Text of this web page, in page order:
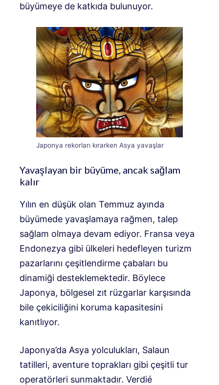
büyümeye de katkıda bulunuyor.
Japonya rekorları kırarken Asya yavaşlar
Yavaşlayan bir büyüme, ancak sağlam
kalır
Yılın en düşük olan Temmuz ayında
büyümede yavaşlamaya rağmen, talep
sağlam olmaya devam ediyor. Fransa veya
Endonezya gibi ülkeleri hedefleyen turizm
pazarlarını çeşitlendirme çabaları bu
dinamiği desteklemektedir. Böylece
Japonya, bölgesel zıt rüzgarlar karşısında
bile çekiciliğini koruma kapasitesini
kanıtlıyor.
Japonya’da Asya yolculukları, Salaun
tatilleri, aventure toprakları gibi çeşitli tur
operatörleri sunmaktadır. Verdié